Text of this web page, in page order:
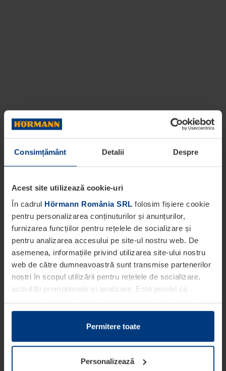
Consimțământ Detalii Despre
Acest site utilizează cookie-uri
În cadrul Hörmann România SRL folosim fișiere cookie
pentru personalizarea conținuturilor și anunțurilor,
furnizarea funcțiilor pentru rețelele de socializare și
pentru analizarea accesului pe site-ul nostru web. De
asemenea, informațiile privind utilizarea site-ului nostru
web de către dumneavoastră sunt transmise partenerilor
noștri în scopul utilizării pentru rețelele de socializare,
activități promoționale și analizare. Este posibil ca
partenerii noștri să sintetizeze aceste informații cu alte
date pe care dumneavoastră le-ați pus la dispoziția
acestora ori care au fost colectate în cadrul utilizării
Din punct de vedere legal, putem stoca fișiere cookie pe
dispozitivul dumneavoastră în cazul în care acestea sunt
Permitere toate
Personalizează